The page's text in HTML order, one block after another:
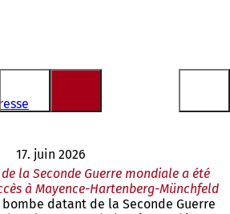
17. juin 2026
la Seconde Guerre mondiale a été
à Mayence-Hartenberg-Münchfeld
datant de la Seconde Guerre